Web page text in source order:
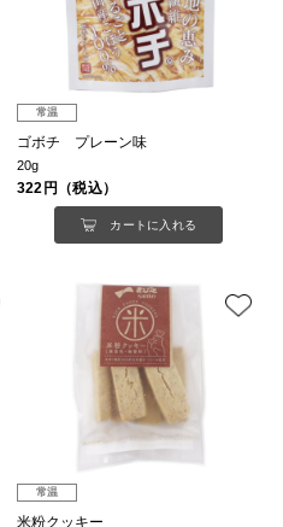
常温
ゴボチ プレーン味
20g
322円（税込）
カートに入れる
常温
米粉クッキー